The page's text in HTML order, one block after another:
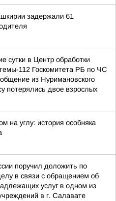
задержали 61
сутки в Центр обработки
112 Госкомитета РБ по ЧС
из Нуримановского
потерялись двое взрослых
на углу: история особняка
поручил доложить по
в связи с обращением об
услуг в одном из
в г. Салавате